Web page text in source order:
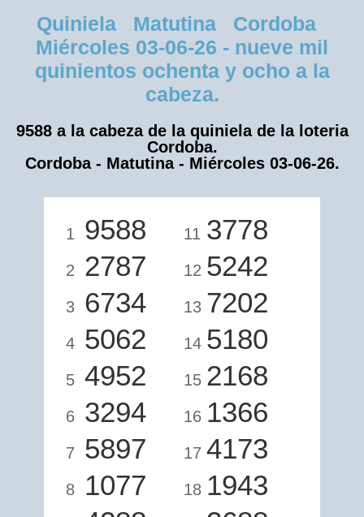
Quiniela Matutina Cordoba
Miércoles 03-06-26 - nueve mil
quinientos ochenta y ocho a la
cabeza.
9588 a la cabeza de la quiniela de la loteria
Cordoba.
Cordoba - Matutina - Miércoles 03-06-26.
1 9588
2 2787
3 6734
4 5062
5 4952
6 3294
7 5897
8 1077
11 3778
12 5242
13 7202
14 5180
15 2168
16 1366
17 4173
18 1943